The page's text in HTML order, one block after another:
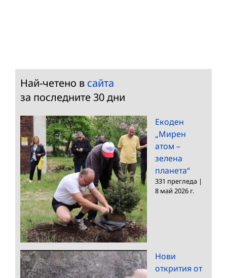
Най-четено в сайта
за последните 30 дни
Екоден
„Мирен
атом –
зелена
планета“
331 прегледа |
8 май 2026 г.
Нови
открития от